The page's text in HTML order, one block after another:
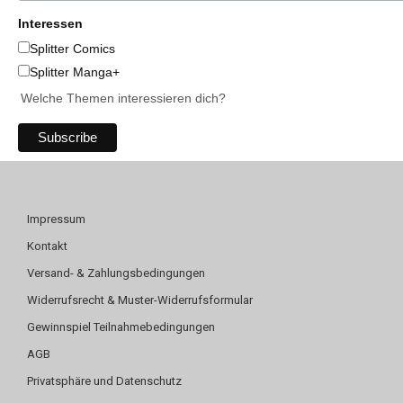
Interessen
Splitter Comics
Splitter Manga+
Welche Themen interessieren dich?
Impressum
Kontakt
Versand- & Zahlungsbedingungen
Widerrufsrecht & Muster-Widerrufsformular
Gewinnspiel Teilnahmebedingungen
AGB
Privatsphäre und Datenschutz